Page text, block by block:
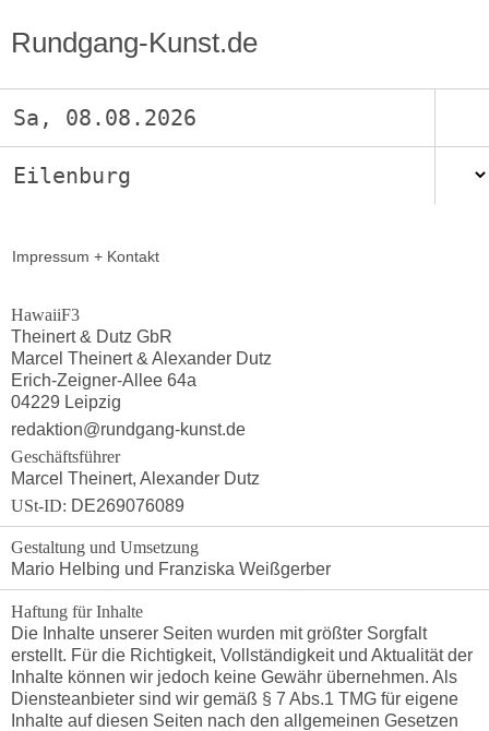
Rundgang-Kunst.de
Sa, 08.08.2026
Eilenburg
Impressum + Kontakt
HawaiiF3
Theinert & Dutz GbR
Marcel Theinert & Alexander Dutz
Erich-Zeigner-Allee 64a
04229 Leipzig
redaktion@rundgang-kunst.de
Geschäftsführer
Marcel Theinert, Alexander Dutz
USt-ID: DE269076089
Gestaltung und Umsetzung
Mario Helbing und Franziska Weißgerber
Haftung für Inhalte
Die Inhalte unserer Seiten wurden mit größter Sorgfalt
erstellt. Für die Richtigkeit, Vollständigkeit und Aktualität der
Inhalte können wir jedoch keine Gewähr übernehmen. Als
Diensteanbieter sind wir gemäß § 7 Abs.1 TMG für eigene
Inhalte auf diesen Seiten nach den allgemeinen Gesetzen